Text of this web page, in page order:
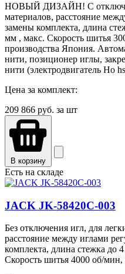
НОВЫЙ ДИЗАЙН! С
материалов, расстояние
замены комплекта, длина
мм , макс. Скорость шитья
производства Япония.
нити, позиционер иглы,
нити (электродвигатель Ho
Цена за комплект:
209 866 руб. за шт
В корзину
Есть на складе
JACK JK-58420C-003
Без отключения игл, для
расстояние между иглами
комплекта, длина стежка
Скорость шитья 4000 об/